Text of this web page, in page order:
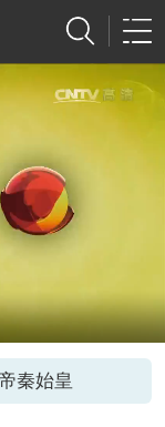
秦始皇